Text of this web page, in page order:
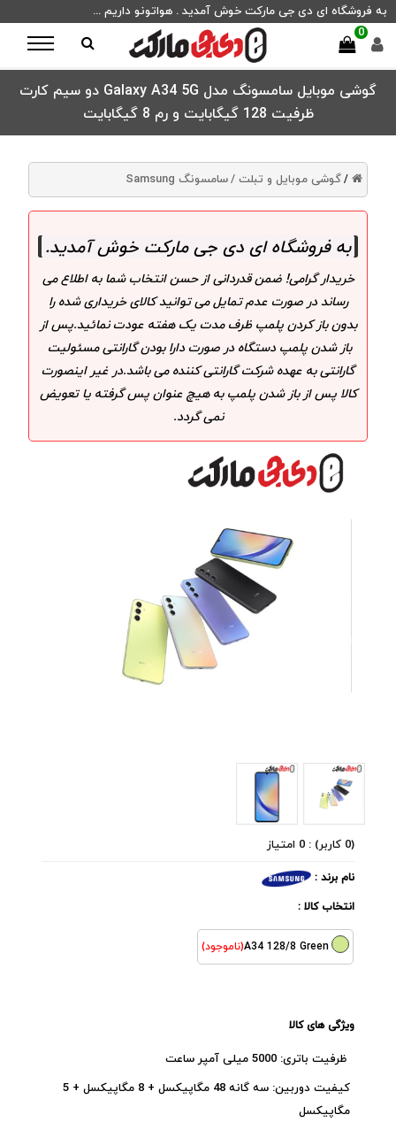
به فروشگاه ای دی جی مارکت خوش آمدید . هواتونو داریم ...
0
گوشی موبایل سامسونگ مدل Galaxy A34 5G دو سیم کارت
ظرفیت 128 گیگابایت و رم 8 گیگابایت
/گوشی موبایل و تبلت /سامسونگ Samsung
به فروشگاه ای دی جی مارکت خوش آمدید.
خریدار گرامی! ضمن قدردانی از حسن انتخاب شما به اطلاع می
رساند در صورت عدم تمایل می توانید کالای خریداری شده را
بدون باز کردن پلمپ ظرف مدت یک هفته عودت نمائید.پس از
باز شدن پلمپ دستگاه در صورت دارا بودن گارانتی مسئولیت
گارانتی به عهده شرکت گارانتی کننده می باشد.در غیر اینصورت
کالا پس از باز شدن پلمپ به هیچ عنوان پس گرفته یا تعویض
نمی گردد.
(0 کاربر) : 0 امتیاز
نام برند :
انتخاب کالا :
A34 128/8 Green(ناموجود)
ویژگی های کالا
ظرفیت باتری: 5000 میلی آمپر ساعت
کیفیت دوربین: سه گانه 48 مگاپیکسل + 8 مگاپیکسل + 5
مگاپیکسل